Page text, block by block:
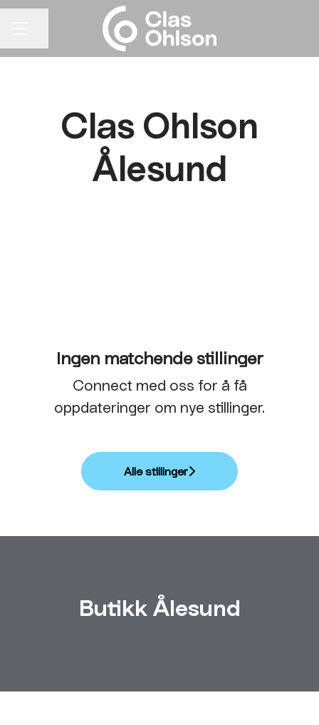
Clas Ohlson
Ålesund
Ingen matchende stillinger
Connect med oss for å få
oppdateringer om nye stillinger.
Alle stillinger
Butikk Ålesund